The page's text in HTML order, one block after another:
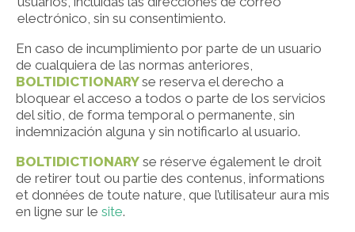
electrónico, sin su consentimiento.
En caso de incumplimiento por parte de un usuario
de cualquiera de las normas anteriores,
BOLTIDICTIONARYse reserva el derecho a
bloquear el acceso a todos o parte de los servicios
del sitio, de forma temporal o permanente, sin
indemnización alguna y sin notificarlo al usuario.
BOLTIDICTIONARY se réserve également le droit
de retirer tout ou partie des contenus, informations
et données de toute nature, que l’utilisateur aura mis
en ligne sur le site.